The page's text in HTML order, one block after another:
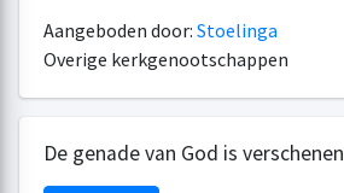
Aangeboden door: Stoelinga
Overige kerkgenootschappen
De genade van God is verschenen